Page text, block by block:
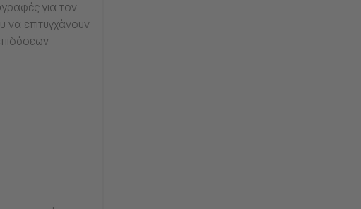
για τον
να επιτυγχάνουν